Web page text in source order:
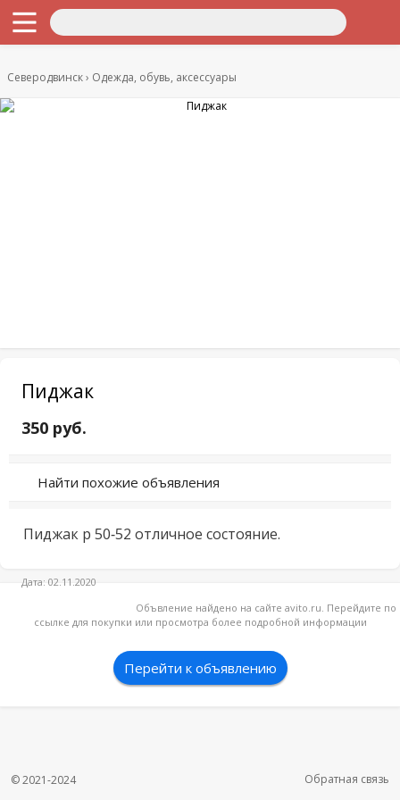
Северодвинск Одежда, обувь, аксессуары
Пиджак
350 руб.
Найти похожие объявления
Пиджак р 50-52 отличное состояние.
Дата: 02.11.2020
Объвление найдено на сайте avito.ru. Перейдите по
ссылке для покупки или просмотра более подробной информации
Перейти к объявлению
© 2021-2024 Обратная связь